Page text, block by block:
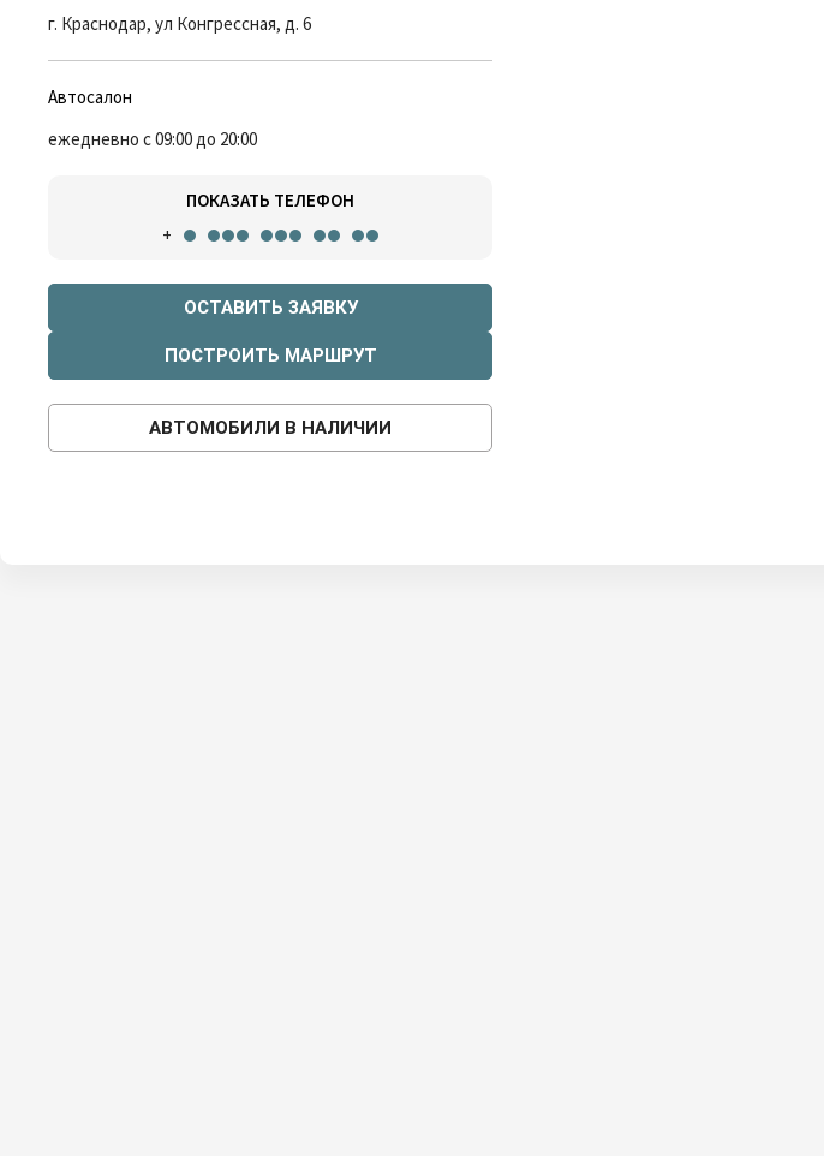
г. Краснодар, ул Конгрессная, д. 6
Автосалон
ежедневно с 09:00 до 20:00
ПОКАЗАТЬ ТЕЛЕФОН
+
ОСТАВИТЬ ЗАЯВКУ
ПОСТРОИТЬ МАРШРУТ
АВТОМОБИЛИ В НАЛИЧИИ